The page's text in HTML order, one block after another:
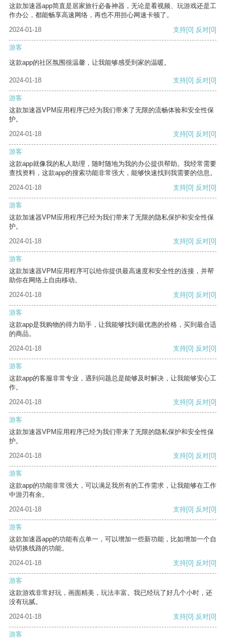
这款加速器app简直是居家旅行必备神器，无论是看视频、玩游戏还是工
作办公，都能畅享高速网络，再也不用担心网速卡顿了。
2024-01-18
支持[0] 反对[0]
游客
这款app的社区氛围很温馨，让我能够感受到家的温暖。
2024-01-18 支持[0] 反对[0]
游客
这款加速器VPM应用程序已经为我们带来了无限的流畅体验和安全性保
护。
2024-01-18
支持[0] 反对[0]
游客
这款app就像我的私人助理，随时随地为我的办公提供帮助。我经常需要
查找资料，这款app的搜索功能非常强大，能够快速找到我需要的信息。
2024-01-18
支持[0] 反对[0]
游客
这款加速器VPM应用程序已经为我们带来了无限的隐私保护和安全性保
护。
2024-01-18
支持[0] 反对[0]
游客
这款加速器VPM应用程序可以给你提供最高速度和安全性的连接，并帮
助你在网络上自由移动。
2024-01-18
支持[0] 反对[0]
游客
这款app是我购物的得力助手，让我能够找到最优惠的价格，买到最合适
的商品。
2024-01-18
支持[0] 反对[0]
游客
这款app的客服非常专业，遇到问题总是能够及时解决，让我能够安心工
作。
2024-01-18
支持[0] 反对[0]
游客
这款加速器VPM应用程序已经为我们带来了无限的隐私保护和安全性保
护。
2024-01-18
支持[0] 反对[0]
游客
这款app的功能非常强大，可以满足我所有的工作需求，让我能够在工作
中游刃有余。
2024-01-18
支持[0] 反对[0]
游客
这款加速器app的功能有点单一，可以增加一些新功能，比如增加一个自
动切换线路的功能。
2024-01-18
支持[0] 反对[0]
游客
这款游戏非常好玩，画面精美，玩法丰富。我已经玩了好几个小时，还
没有玩腻。
2024-01-18
支持[0] 反对[0]
游客